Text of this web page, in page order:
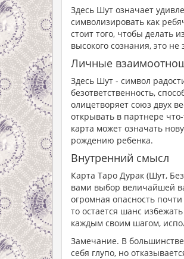
Здесь Шут означает
символизировать как
стоит того, чтобы делать
высокого сознания, это
Личные
Здесь Шут - символ
безответственность,
олицетворяет союз двух
открывать в партнере
карта может означать
рождению ребенка.
Внутренний смысл
Карта Таро Дурак (Шут,
вами выбор величайшей
огромная опасность
то остается шанс
каждым своим шагом,
Замечание. В
себя глупо, но